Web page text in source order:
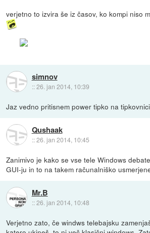
verjetno to izvira še iz časov, ko kompi niso
simnov
::26. jan 2014, 10:39
Jaz vedno pritisnem power tipko na
Qushaak
::26. jan 2014, 10:45
Zanimivo je kako se vse tele Windows
GUI-ju in to na takem računalniško
Mr.B
::26. jan 2014, 10:48
Verjetno zato, če windws telebajsku